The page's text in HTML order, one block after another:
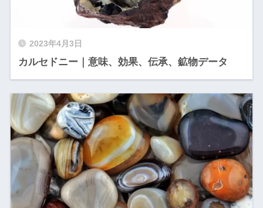
2023年4月3日
カルセドニー｜意味、効果、伝承、鉱物データ